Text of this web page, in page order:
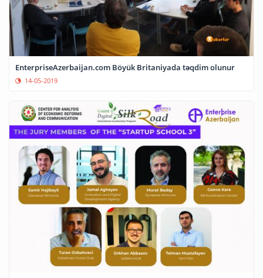
EnterpriseAzerbaijan.com Böyük Britaniyada təqdim olunur
14-05-2019